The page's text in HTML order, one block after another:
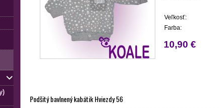
Veľkosť:
Farba:
10,90 €
Podšitý bavlnený kabátik Hviezdy 56